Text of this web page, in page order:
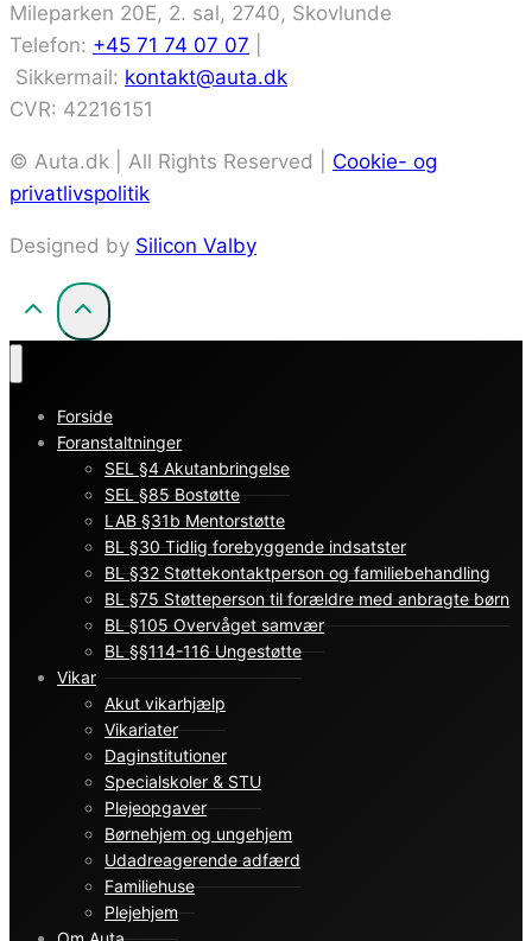
Mileparken 20E, 2. sal, 2740, Skovlunde
Telefon: +45 71 74 07 07
Sikkermail: kontakt@auta.dk
CVR: 42216151
© Auta.dk | All Rights Reserved | Cookie- og
privatlivspolitik
Designed by Silicon Valby
Forside
Foranstaltninger
SEL §4 Akutanbringelse
SEL §85 Bostøtte
LAB §31b Mentorstøtte
BL §30 Tidlig forebyggende indsatster
BL §32 Støttekontaktperson og familiebehandling
BL §75 Støtteperson til forældre med anbragte børn
BL §105 Overvåget samvær
BL §§114-116 Ungestøtte
Vikar
Akut vikarhjælp
Vikariater
Daginstitutioner
Specialskoler & STU
Plejeopgaver
Børnehjem og ungehjem
Udadreagerende adfærd
Familiehuse
Plejehjem